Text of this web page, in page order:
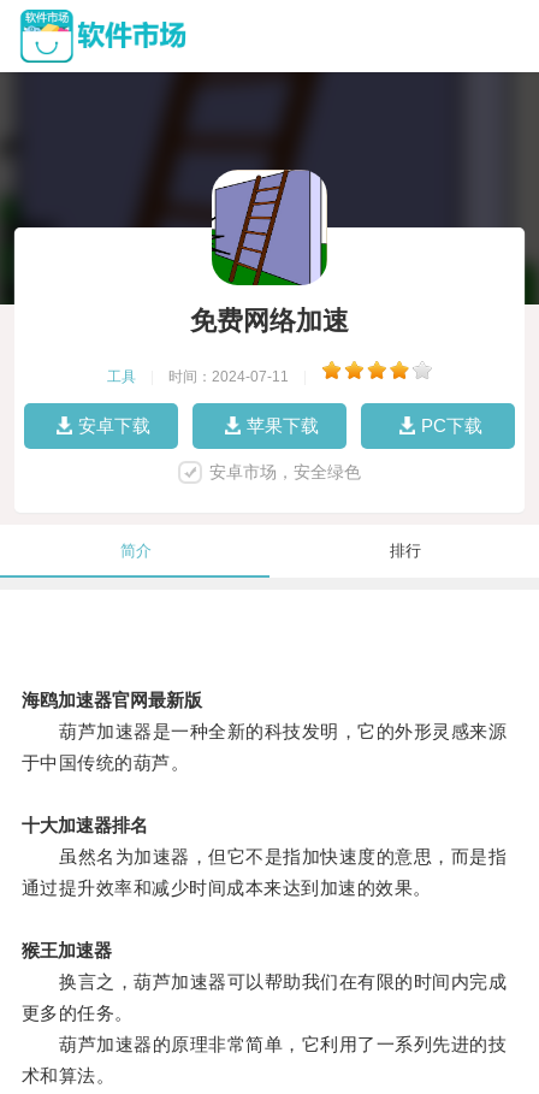
免费网络加速
工具 时间：2024-07-11
安卓下载 苹果下载 PC下载
安卓市场，安全绿色
简介 排行
海鸥加速器官网最新版
葫芦加速器是一种全新的科技发明，它的外形灵感来源
于中国传统的葫芦。
十大加速器排名
虽然名为加速器，但它不是指加快速度的意思，而是指
通过提升效率和减少时间成本来达到加速的效果。
猴王加速器
换言之，葫芦加速器可以帮助我们在有限的时间内完成
更多的任务。
葫芦加速器的原理非常简单，它利用了一系列先进的技
术和算法。